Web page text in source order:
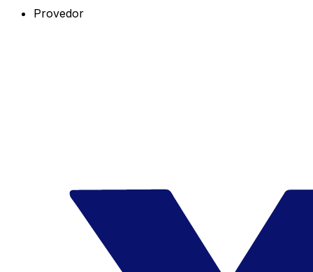
Provedor